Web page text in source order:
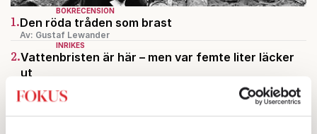
BOKRECENSION
1.Den röda tråden som brast
Av: Gustaf Lewander
INRIKES
2.Vattenbristen är här – men var femte liter läcker
ut
KRÖNIKA
3. Nina Lekander:
På ”Kommunisthögskolan” drömde